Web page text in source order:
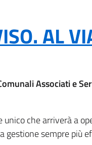
AL
Associati e
che arriverà a
sempre più